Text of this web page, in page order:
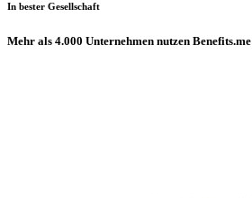
In bester Gesellschaft
Mehr als 4.000 Unternehmen nutzen Benefits.me